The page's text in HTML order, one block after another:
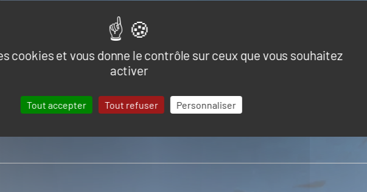
cookies et vous donne le contrôle sur ceux que vous souhaitez
activer
Tout accepter Tout refuser Personnaliser
Ressources énergétiques et minérales marines
Ressources
infrastructures et logistique
de la part du Pôle Mer Bretagne Atlantique